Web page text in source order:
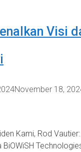
Visi
November 18,
Kami, Rod